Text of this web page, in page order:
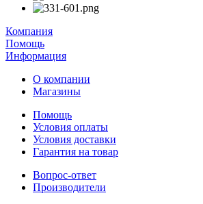
Компания
Помощь
Информация
О компании
Магазины
Помощь
Условия оплаты
Условия доставки
Гарантия на товар
Вопрос-ответ
Производители